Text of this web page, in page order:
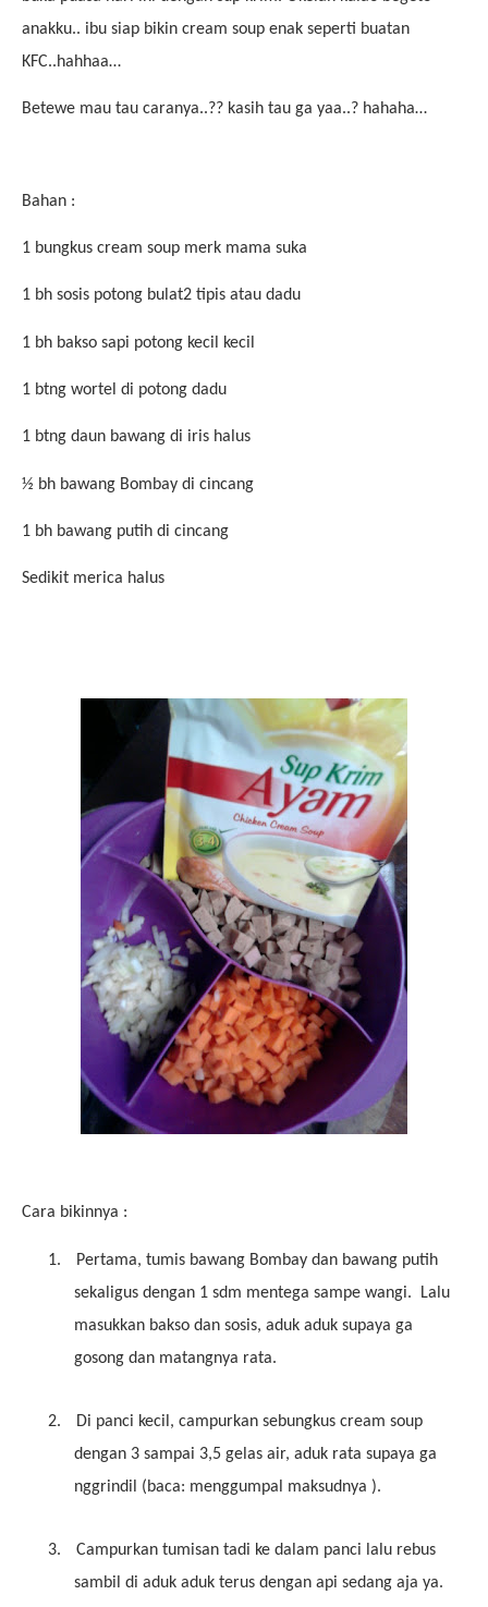
anakku.. ibu siap bikin cream soup enak seperti buatan
KFC..hahhaa…
Betewe mau tau caranya..?? kasih tau ga yaa..? hahaha…
Bahan :
1 bungkus cream soup merk mama suka
1 bh sosis potong bulat2 tipis atau dadu
1 bh bakso sapi potong kecil kecil
1 btng wortel di potong dadu
1 btng daun bawang di iris halus
½ bh bawang Bombay di cincang
1 bh bawang putih di cincang
Sedikit merica halus
Cara bikinnya :
1.
Pertama, tumis bawang Bombay dan bawang putih
sekaligus dengan 1 sdm mentega sampe wangi.
Lalu
masukkan bakso dan sosis, aduk aduk supaya ga
gosong dan matangnya rata.
2.
Di panci kecil, campurkan sebungkus cream soup
dengan 3 sampai 3,5 gelas air, aduk rata supaya ga
nggrindil (baca: menggumpal maksudnya ).
3.
Campurkan tumisan tadi ke dalam panci lalu rebus
sambil di aduk aduk terus dengan api sedang aja ya.